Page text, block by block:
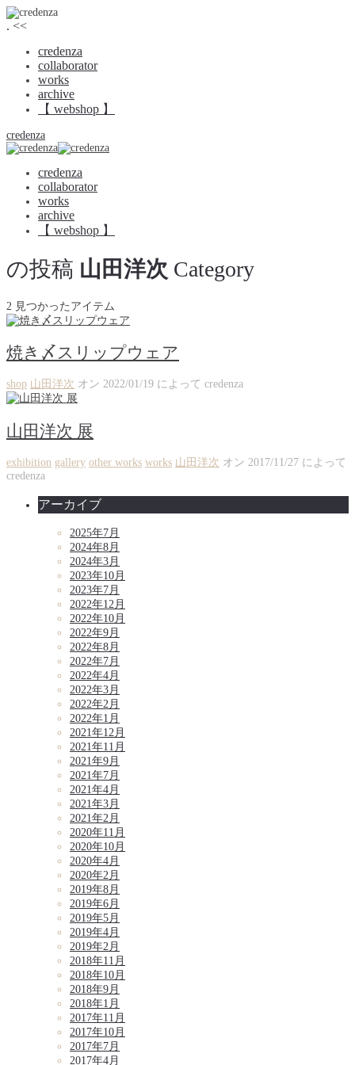
. <<
credenza
collaborator
works
archive
【 webshop 】
credenza
credenza
collaborator
works
archive
【 webshop 】
の投稿 山田洋次 Category
2 見つかったアイテム
焼き〆スリップウェア
shop 山田洋次 オン 2022/01/19 によって credenza
山田洋次 展
exhibition gallery other works works 山田洋次 オン 2017/11/27 によって
credenza
アーカイブ
2025年7月
2024年8月
2024年3月
2023年10月
2023年7月
2022年12月
2022年10月
2022年9月
2022年8月
2022年7月
2022年4月
2022年3月
2022年2月
2022年1月
2021年12月
2021年11月
2021年9月
2021年7月
2021年4月
2021年3月
2021年2月
2020年11月
2020年10月
2020年4月
2020年2月
2019年8月
2019年6月
2019年5月
2019年4月
2019年2月
2018年11月
2018年10月
2018年9月
2018年1月
2017年11月
2017年10月
2017年7月
2017年4月